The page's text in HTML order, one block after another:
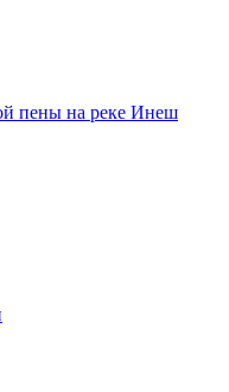
пены на реке Инеш